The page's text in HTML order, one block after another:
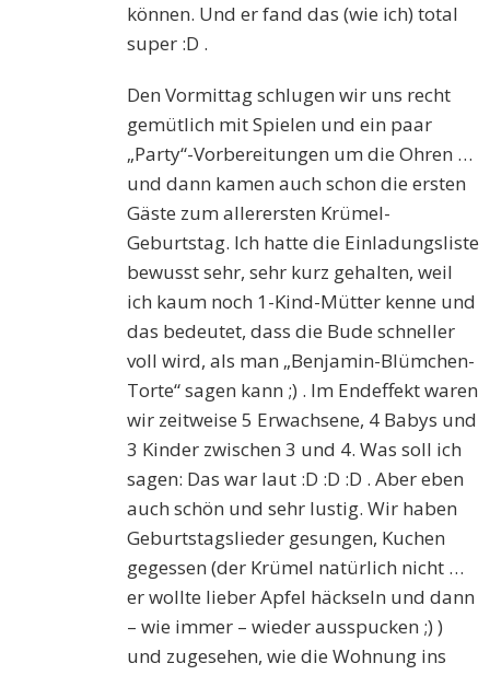
können. Und er fand das (wie ich) total
super :D .
Den Vormittag schlugen wir uns recht
gemütlich mit Spielen und ein paar
„Party“-Vorbereitungen um die Ohren …
und dann kamen auch schon die ersten
Gäste zum allerersten Krümel-
Geburtstag. Ich hatte die Einladungsliste
bewusst sehr, sehr kurz gehalten, weil
ich kaum noch 1-Kind-Mütter kenne und
das bedeutet, dass die Bude schneller
voll wird, als man „Benjamin-Blümchen-
Torte“ sagen kann ;) . Im Endeffekt waren
wir zeitweise 5 Erwachsene, 4 Babys und
3 Kinder zwischen 3 und 4. Was soll ich
sagen: Das war laut :D :D :D . Aber eben
auch schön und sehr lustig. Wir haben
Geburtstagslieder gesungen, Kuchen
gegessen (der Krümel natürlich nicht …
er wollte lieber Apfel häckseln und dann
– wie immer – wieder ausspucken ;) )
und zugesehen, wie die Wohnung ins